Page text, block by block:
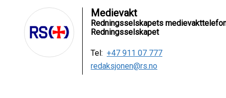
Medievakt
Redningsselskapets
Redningsselskapet
Tel: +47 911 07 777
redaksjonen@rs.no